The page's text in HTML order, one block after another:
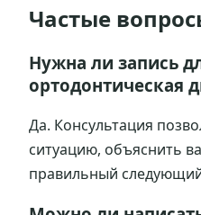
Частые
Нужна ли запись
ортодонтическая
Да. Консультация
ситуацию, объяснить
правильный